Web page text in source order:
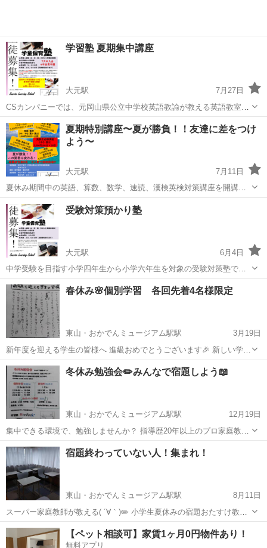
学習塾 夏期集中講座
大元駅
7月27日
CSカンパニーでは、元岡山県公立中学校英語教諭が教える英語教室の
ほか、速読教室、中学受験を目指す学童保育塾を行なっています。 ま
ずは、無料体験レッスンから、お気軽にどうぞ。
https://youtu.be/hvnJBS...
岡山 岡山市 大元駅 塾 英語教室
夏期特別講座〜夏が勝負！！友達に差をつけ
よう〜
大元駅
7月11日
夏休み期間中の英語、算数、数学、速読、漢検英検対策講座を開講し
ます。 元岡山県公立中学校英語教諭が運営する塾で、確かな指導を受
けてみませんか？ お問い合わせは CSカンパニー 086-227-4560
岡山 岡山市 大元駅 塾
受験対策預かり塾
大元駅
6月4日
中学受験を目指す小学四年生から小学六年生を対象の受験対策塾で
す。 他の塾との大きな違いは、 ①月曜から金曜まで毎日通える。 ②
１９時のお迎えまでお預かりします。 ③預かり時間中に、国語、算
数、英語、速読、英検対策の授業を行い...
岡山 岡山市 大元駅 塾 国語
春休み🌸個別学習 各回先着4名様限定
東山・おかでんミュージアム駅駅
3月19日
新年度を迎える学生の皆様へ 進級おめでとうございます🎉 新しい学年
はワクワクしますね。 今の学年でやり残したことはありませんか？ 勉
強、学習の振り返りはできていますか？ 学習塾weeëeek!では春休み特
別企画として、...
岡山 岡山市 東山・おかでんミュージアム駅駅
コマ
冬休み勉強会✏️みんなで宿題しよう📖
東山・おかでんミュージアム駅駅
12月19日
集中できる環境で、勉強しませんか？ 指導歴20年以上のプロ家庭教師
が指導します✨ 小中学生：全教科 高校生：国数英 個別学習(定員各6
名) 12/26(金)、29(月) ①10：00〜10：50 ②11：00〜11：5...
岡山 岡山市 東山・おかでんミュージアム駅駅
冬休み
宿題終わっていない人！集まれ！
東山・おかでんミュージアム駅駅
8月11日
スーパー家庭教師が教える( ´∀｀)✏️ 小学生夏休みの宿題おたすけ教室
を開催します! 8／14(木)、8／15(金)、8／21(木)、8／22(金) ①10時〜
10時50分 ②11時〜11時50分 4日間特別価格 ...
岡山 岡山市 東山・おかでんミュージアム駅駅 塾
【ペット相談可】家賃1ヶ月0円物件あり！
無料アプリ